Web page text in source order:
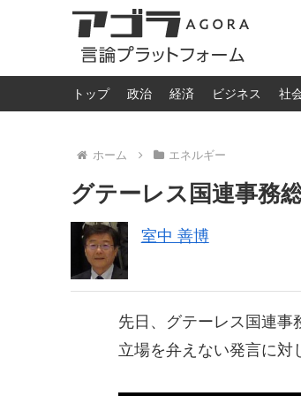
トップ 政治 経済 ビジネス 社
ホーム エネルギー
グテーレス国連事務
室中 善博
先日、グテーレス国連事
立場を弁えない発言に対